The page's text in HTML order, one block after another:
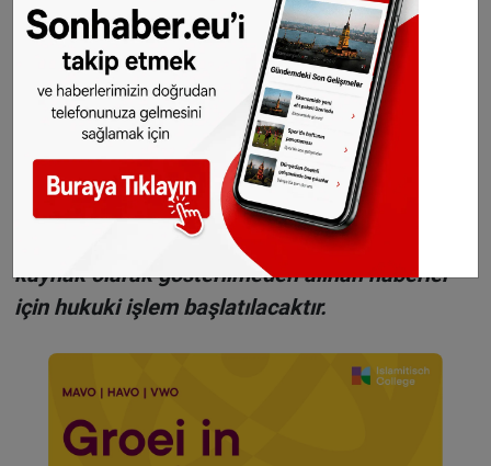
edebilirsiniz.
WhatsAppta ücretsiz bültenimize abone olun,
Hollanda ve diğer Avrupa ülkeleri gündeminden
seçtiğimiz haberler her gün telefonunuza
gelsin!Abone olmak için tıklayın
Sitemizde yayımlanan haberlerin her türlü
SONHABER.eu
’ya aittir. Haberin linki
kaynak olarak gösterilmeden alınan haberler
için hukuki işlem başlatılacaktır.